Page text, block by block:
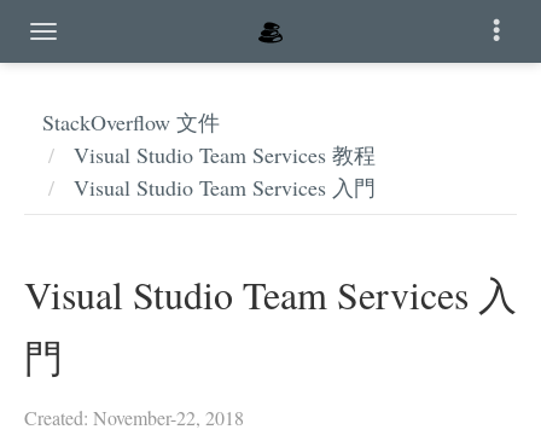
StackOverflow 文件
Visual Studio Team Services 教程
Visual Studio Team Services 入門
Visual Studio Team Services 入
門
Created: November-22, 2018